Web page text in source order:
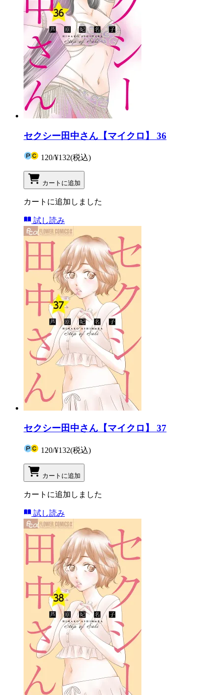
セクシー田中さん【マイクロ】 36
120/¥132(税込)
カートに追加
カートに追加しました
試し読み
セクシー田中さん【マイクロ】 37
120/¥132(税込)
カートに追加
カートに追加しました
試し読み